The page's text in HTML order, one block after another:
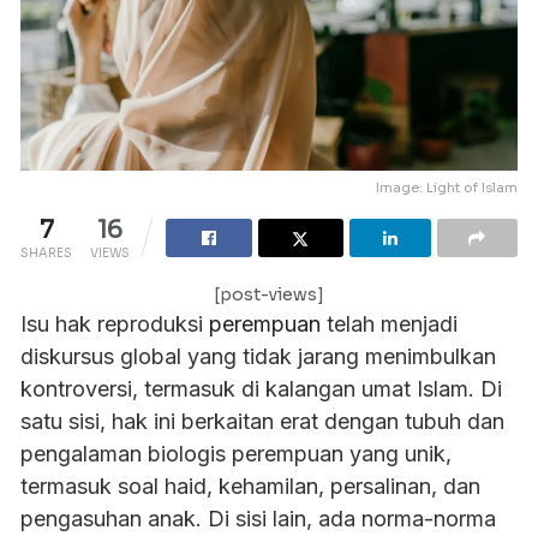
Image: Light of Islam
7
SHARES
16
VIEWS
[post-views]
Isu hak reproduksi perempuan telah menjadi
diskursus global yang tidak jarang menimbulkan
kontroversi, termasuk di kalangan umat Islam. Di
satu sisi, hak ini berkaitan erat dengan tubuh dan
pengalaman biologis perempuan yang unik,
termasuk soal haid, kehamilan, persalinan, dan
pengasuhan anak. Di sisi lain, ada norma-norma